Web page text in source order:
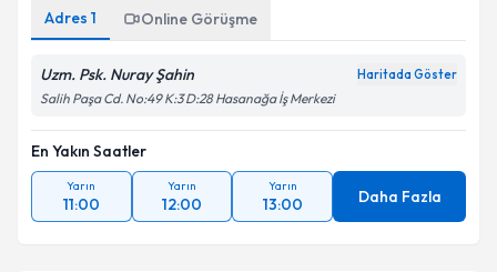
Adres 1 Online Görüşme
Uzm. Psk. Nuray Şahin Haritada Göster
Salih Paşa Cd. No:49 K:3 D:28 Hasanağa İş Merkezi
En Yakın Saatler
Yarın
11:00
Yarın
12:00
Yarın
13:00 Daha Fazla